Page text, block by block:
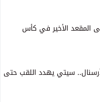
المقعد الأخير في كأس
سيتي يهدد اللقب حتى